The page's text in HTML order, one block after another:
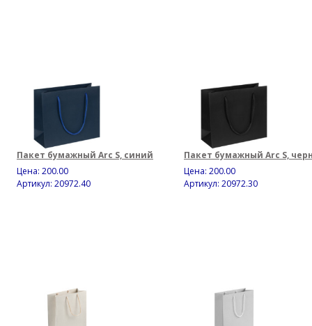
Пакет бумажный Arc S, синий
Цена: 200.00
Артикул: 20972.40
Пакет бумажный Arc S,
Цена: 200.00
Артикул: 20972.30